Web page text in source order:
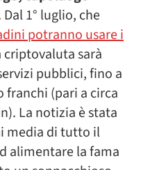
Dal 1° luglio, che
potranno usare i
criptovaluta sarà
pubblici, fino a
franchi (pari a circa
La notizia è stata
media di tutto il
alimentare la fama